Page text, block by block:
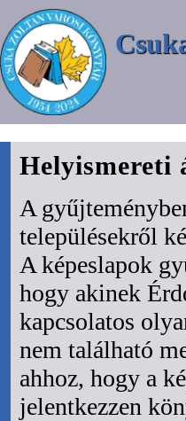
Helyismereti
A
településekről
A képeslapok
hogy akinek
kapcsolatos
nem található
ahhoz, hogy a
jelentkezzen